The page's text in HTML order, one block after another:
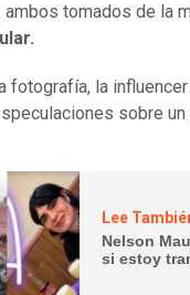
ambos tomados de la
fotografía, la
sobre
Lee
Nelson
si estoy